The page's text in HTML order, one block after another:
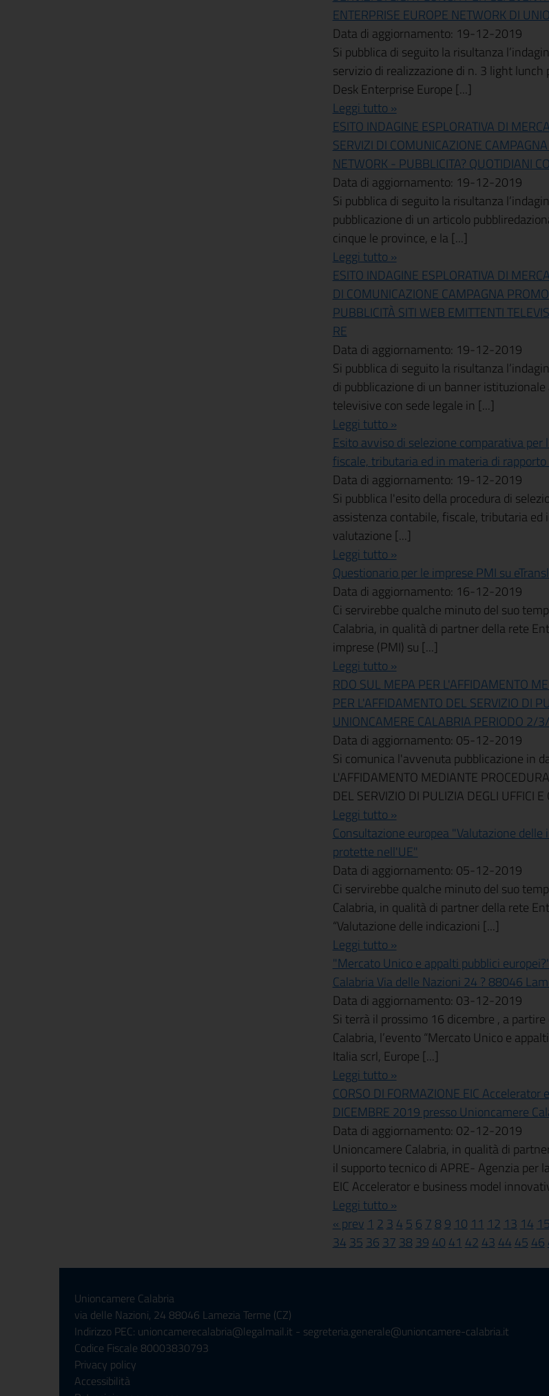
ENTERPRISE EUROPE NETWORK DI
Data di aggiornamento: 19-12-2019
Si pubblica di seguito la risultanza
servizio di realizzazione di n. 3 light
Desk Enterprise Europe [...]
Leggi tutto »
ESITO INDAGINE ESPLORATIVA DI
SERVIZI DI COMUNICAZIONE
NETWORK - PUBBLICITA? QUOTIDIANI
Data di aggiornamento: 19-12-2019
Si pubblica di seguito la risultanza
pubblicazione di un articolo
cinque le province, e la [...]
Leggi tutto »
ESITO INDAGINE ESPLORATIVA DI
DI COMUNICAZIONE CAMPAGNA
PUBBLICITÀ SITI WEB EMITTENTI
RE
Data di aggiornamento: 19-12-2019
Si pubblica di seguito la risultanza
di pubblicazione di un banner
televisive con sede legale in [...]
Leggi tutto »
Esito avviso di selezione comparativa
fiscale, tributaria ed in materia di
Data di aggiornamento: 19-12-2019
Si pubblica l'esito della procedura di
assistenza contabile, fiscale, tributaria
valutazione [...]
Leggi tutto »
Questionario per le imprese PMI su
Data di aggiornamento: 16-12-2019
Ci servirebbe qualche minuto del suo
Calabria, in qualità di partner della rete
imprese (PMI) su [...]
Leggi tutto »
RDO SUL MEPA PER L'AFFIDAMENTO
PER L'AFFIDAMENTO DEL SERVIZIO DI
UNIONCAMERE CALABRIA PERIODO
Data di aggiornamento: 05-12-2019
Si comunica l'avvenuta pubblicazione in
L'AFFIDAMENTO MEDIANTE
DEL SERVIZIO DI PULIZIA DEGLI UFFICI
Leggi tutto »
Consultazione europea "Valutazione
protette nell'UE"
Data di aggiornamento: 05-12-2019
Ci servirebbe qualche minuto del suo
Calabria, in qualità di partner della rete
“Valutazione delle indicazioni [...]
Leggi tutto »
"Mercato Unico e appalti pubblici
Calabria Via delle Nazioni 24 ? 88046
Data di aggiornamento: 03-12-2019
Si terrà il prossimo 16 dicembre , a
Calabria, l’evento “Mercato Unico e
Italia scrl, Europe [...]
Leggi tutto »
CORSO DI FORMAZIONE EIC
DICEMBRE 2019 presso Unioncamere
Data di aggiornamento: 02-12-2019
Unioncamere Calabria, in qualità di
il supporto tecnico di APRE- Agenzia per
EIC Accelerator e business model
Leggi tutto »
« prev 1 2 3 4 5 6 7 8 9 10 11 12 13 14 15
34 35 36 37 38 39 40 41 42 43 44 45 46
Unioncamere Calabria
via delle Nazioni, 24 88046 Lamezia Terme (CZ)
Indirizzo PEC: unioncamerecalabria@legalmail.it - segreteria.generale@unioncamere-calabria.it
Codice Fiscale 80003830793
Privacy policy
Accessibilità